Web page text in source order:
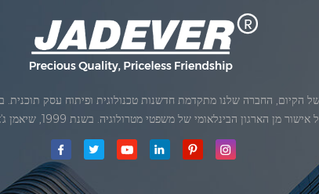
הארגון הבינלאומי של משפטי מטרולוגיה. בשנת 1999, שיאמן ג'אדברסולם ושות 'בע"מהיה